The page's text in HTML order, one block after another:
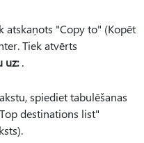
atskaņots "Copy to" (Kopēt
Tiek atvērts
uz:.
spiediet tabulēšanas
destinations list"